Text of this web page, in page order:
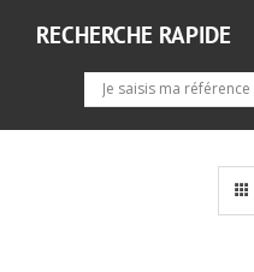
RECHERCHE RAPIDE